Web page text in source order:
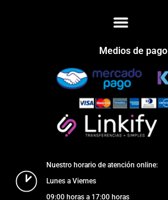
Medios de pago
Nuestro horario de atención online:
Lunes a Viernes
09:00 horas a 17:00 horas